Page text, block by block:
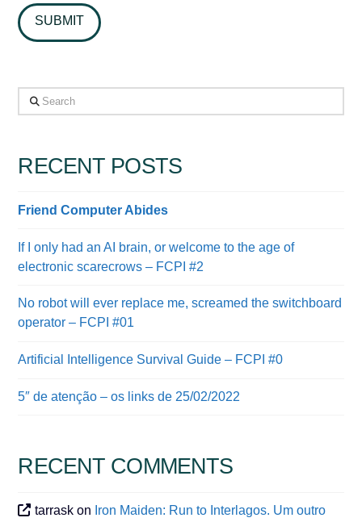
Search
RECENT POSTS
Friend Computer Abides
If I only had an AI brain, or welcome to the age of
electronic scarecrows – FCPI #2
No robot will ever replace me, screamed the switchboard
operator – FCPI #01
Artificial Intelligence Survival Guide – FCPI #0
5″ de atenção – os links de 25/02/2022
RECENT COMMENTS
tarrask on Iron Maiden: Run to Interlagos. Um outro